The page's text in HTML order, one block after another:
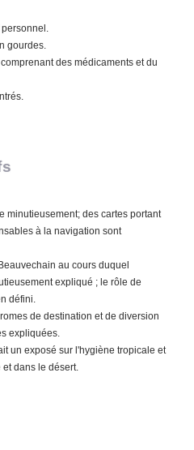
personnel.
gourdes.
des médicaments et du
minutieusement; des cartes portant
à la navigation sont
au cours duquel
expliqué ; le rôle de
défini.
de destination et de diversion
expliquées.
un exposé sur l'hygiène tropicale et
et dans le désert.